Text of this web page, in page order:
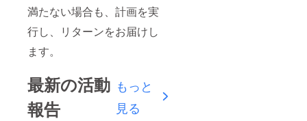
満たない場合も、計画を実
行し、リターンをお届けし
ます。
最新の活動
報告
もっと
見る